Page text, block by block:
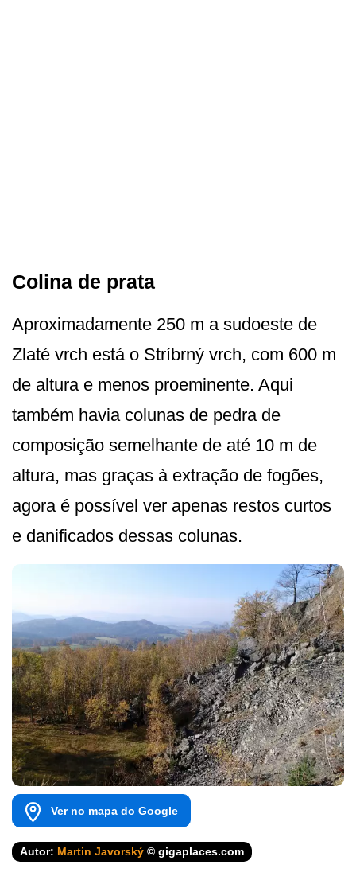
Colina de prata
Aproximadamente 250 m a sudoeste de
Zlaté vrch está o Stríbrný vrch, com 600 m
de altura e menos proeminente. Aqui
também havia colunas de pedra de
composição semelhante de até 10 m de
altura, mas graças à extração de fogões,
agora é possível ver apenas restos curtos
e danificados dessas colunas.
Ver no mapa do Google
Autor: Martin Javorský © gigaplaces.com